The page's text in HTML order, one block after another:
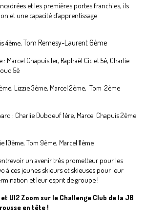
et les premières portes franchies, ils
et une capacité d’apprentissage
4ème,Tom Remesy-Laurent 6ème
Marcel Chapuis 1er, Raphaël Ciclet 5è, Charlie
5è
Lizzie 3ème, Marcel 2ème, Tom 2ème
: Charlie Duboeuf 1ère, Marcel Chapuis 2ème
10ème, Tom 9ème, Marcel 11ème
un avenir très prometteur pour les
à ces jeunes skieurs et skieuses pour leur
et leur esprit de groupe !
U12 Zoom sur le Challenge Club de la JB
en tête !